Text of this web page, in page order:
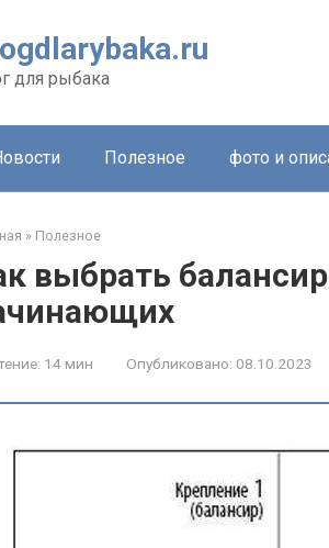
для рыбака
Полезное фото и
» Полезное
выбрать
14 мин Опубликовано: 08.10.2023